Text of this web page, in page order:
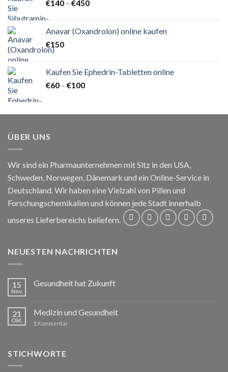
€140 – €450Preisspanne:
€450
Anavar (Oxandrolon) online kaufen
€150
Kaufen Sie Ephedrin-Tabletten online
€60 – €100Preisspanne:
€100
ÜBER UNS
Wir sind ein Pharmaunternehmen mit Sitz in den USA,
Schweden, Norwegen, Dänemark und ein Online-Service in
Deutschland. Wir haben eine Vielzahl von Pillen und
Forschungschemikalien und können jede Stadt innerhalb
unseres Lieferbereichs beliefern.
NEUESTEN NACHRICHTEN
15
Nov.
Gesundheit hat Zukunft
21
Okt.
Medizin und Gesundheit
1 Kommentar
STICHWORTE